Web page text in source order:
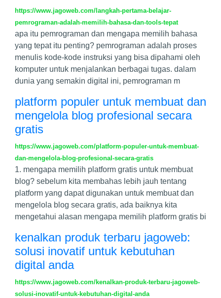
https://www.jagoweb.com/langkah-pertama-belajar-
pemrograman-adalah-memilih-bahasa-dan-tools-tepat
apa itu pemrograman dan mengapa memilih bahasa
yang tepat itu penting? pemrograman adalah proses
menulis kode-kode instruksi yang bisa dipahami oleh
komputer untuk menjalankan berbagai tugas. dalam
dunia yang semakin digital ini, pemrograman m
platform populer untuk membuat dan
mengelola blog profesional secara
gratis
https://www.jagoweb.com/platform-populer-untuk-membuat-
dan-mengelola-blog-profesional-secara-gratis
1. mengapa memilih platform gratis untuk membuat
blog? sebelum kita membahas lebih jauh tentang
platform yang dapat digunakan untuk membuat dan
mengelola blog secara gratis, ada baiknya kita
mengetahui alasan mengapa memilih platform gratis bi
kenalkan produk terbaru jagoweb:
solusi inovatif untuk kebutuhan
digital anda
https://www.jagoweb.com/kenalkan-produk-terbaru-jagoweb-
solusi-inovatif-untuk-kebutuhan-digital-anda